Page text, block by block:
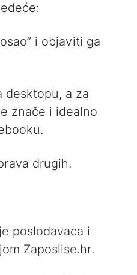
i objaviti ga
desktopu, a za
znače i idealno
drugih.
poslodavaca i
Zaposlise.hr.